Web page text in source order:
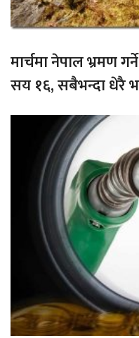
मार्चमा नेपाल भ्रमण
सय १६, सबैभन्दा धेरै